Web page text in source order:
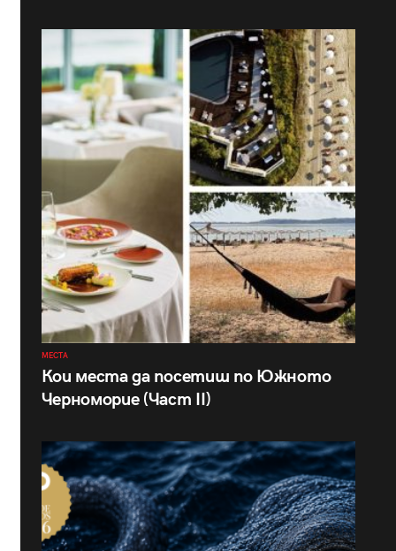
МЕСТА
Кои места да посетиш по Южното
Черноморие (Част II)